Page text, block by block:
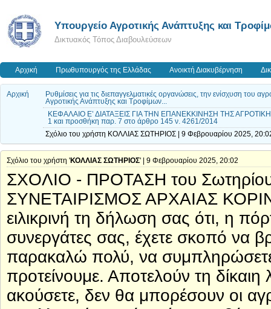
Υπουργείο Αγροτικής Ανάπτυξης και
Δικτυακός Τόπος Διαβουλεύσεων
Αρχική Πρωθυπουργός της Ελλάδας Ανοικτή Διακυβέρνηση
Αρχική
Ρυθμίσεις για τις διεπαγγελματικές οργανώσεις, την ενίσχυση
Αγροτικής Ανάπτυξης και Τροφίμων...
ΚΕΦΑΛΑΙΟ Ε’ ΔΙΑΤΑΞΕΙΣ ΓΙΑ ΤΗΝ ΕΠΑΝΕΚΚΙΝΗΣΗ ΤΗΣ ΑΓΡΟΤΙΚΗΣ
1 και προσθήκη παρ. 7 στο άρθρο 145 ν. 4261/2014
Σχόλιο του χρήστη ΚΟΛΛΙΑΣ ΣΩΤΗΡΙΟΣ | 9 Φεβρουαρίου 2025,
Σχόλιο του χρήστη 'ΚΟΛΛΙΑΣ ΣΩΤΗΡΙΟΣ' | 9 Φεβρουαρίου 2025, 20:02
ΣΧΟΛΙΟ - ΠΡΟΤΑΣΗ του
ΣΥΝΕΤΑΙΡΙΣΜΟΣ ΑΡΧΑΙΑΣ
ειλικρινή τη δήλωση σας ότι, η
συνεργάτες σας, έχετε σκοπό να
παρακαλώ πολύ, να
προτείνουμε. Αποτελούν τη
ακούσετε, δεν θα μπορέσουν οι